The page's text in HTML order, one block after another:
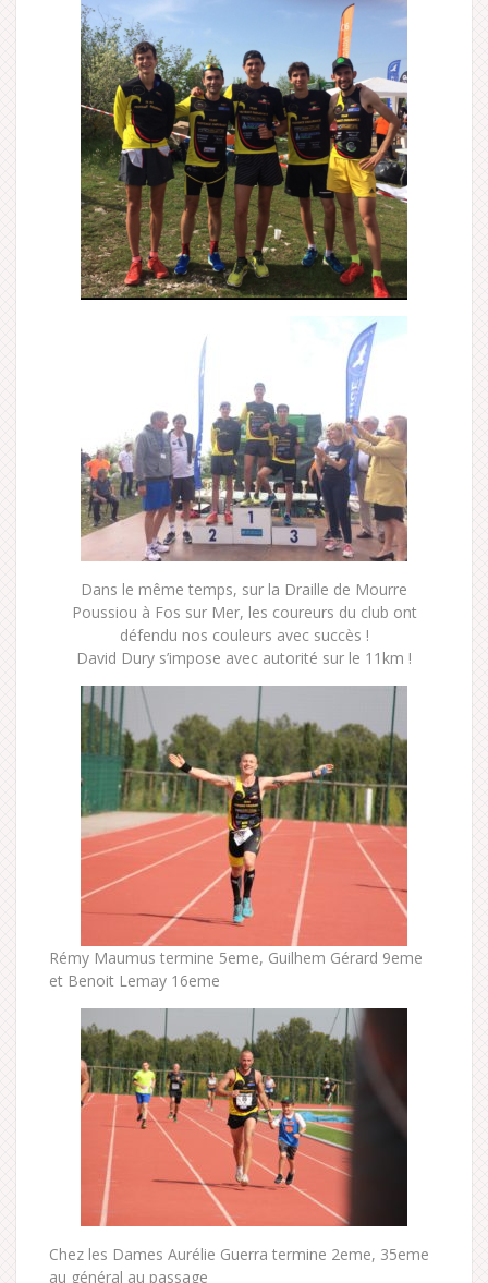
Dans le même temps, sur la Draille de Mourre
Poussiou à Fos sur Mer, les coureurs du club ont
défendu nos couleurs avec succès !
David Dury s’impose avec autorité sur le 11km !
Rémy Maumus termine 5eme, Guilhem Gérard 9eme
et Benoit Lemay 16eme
Chez les Dames Aurélie Guerra termine 2eme, 35eme
au général au passage